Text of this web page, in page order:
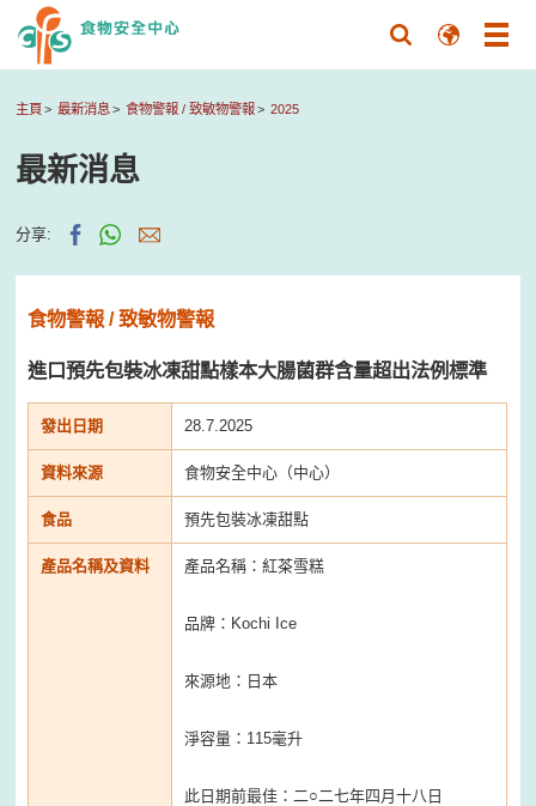
主頁 最新消息 食物警報 / 致敏物警報 2025
最新消息
分享:
食物警報 / 致敏物警報
進口預先包裝冰凍甜點樣本大腸菌群含量超出法例標準
發出日期 28.7.2025
資料來源 食物安全中心（中心）
食品 預先包裝冰凍甜點
產品名稱及資料 產品名稱：紅茶雪糕
品牌：Kochi Ice
來源地：日本
淨容量：115毫升
此日期前最佳：二○二七年四月十八日